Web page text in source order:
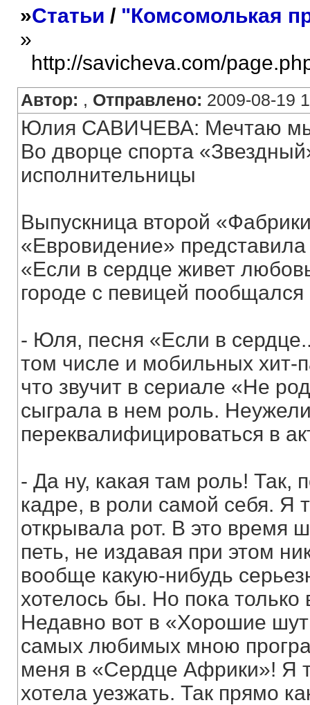
»Статьи / "Комсомолькая
»
http://savicheva.com/
Автор: , Отправлено: 2009-08-19
Юлия САВИЧЕВА: Мечтаю
Во дворце спорта
исполнительницы
Выпускница второй
«Евровидение»
«Если в сердце живет
городе с певицей
- Юля, песня «Если в
том числе и мобильных хит-
что звучит в сериале «Не
сыграла в нем роль.
переквалифицироваться в
- Да ну, какая там роль! Так,
кадре, в роли самой себя. Я
открывала рот. В это время
петь, не издавая при этом
вообще какую-нибудь
хотелось бы. Но пока
Недавно вот в «Хорошие
самых любимых мною
меня в «Сердце Африки»! Я
хотела уезжать. Так прямо